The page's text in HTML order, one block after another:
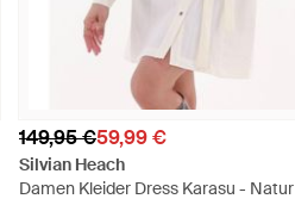
149,95 €59,99 €
Silvian Heach
Damen Kleider Dress Karasu - Natur